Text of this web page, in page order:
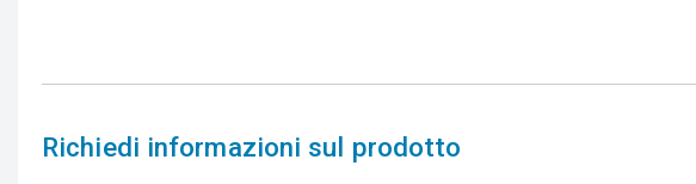
Richiedi informazioni sul prodotto